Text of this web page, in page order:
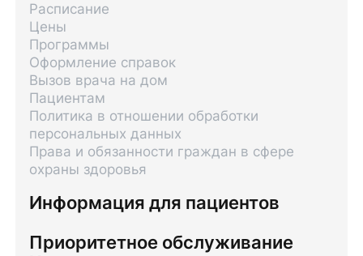
Информация для пациентов
Расписание
Цены
Программы
Оформление справок
Вызов врача на дом
Пациентам
Политика в отношении обработки
персональных данных
Права и обязанности граждан в сфере
охраны здоровья
Приоритетное обслуживание